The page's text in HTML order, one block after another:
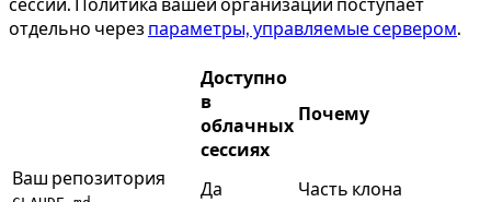
сессии. Политика вашей организации поступает
отдельно через параметры, управляемые сервером.
Доступно
в
облачных
сессиях
Почему
Ваш репозитория Да
Часть клона